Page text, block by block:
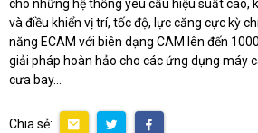
cho những hệ thống yêu cầu hiệu suất cao,
và điều khiển vị trí, tốc độ, lực căng cực kỳ
năng ECAM với biên dạng CAM lên đến
giải pháp hoàn hảo cho các ứng dụng máy
cưa bay…
Chia sẻ: